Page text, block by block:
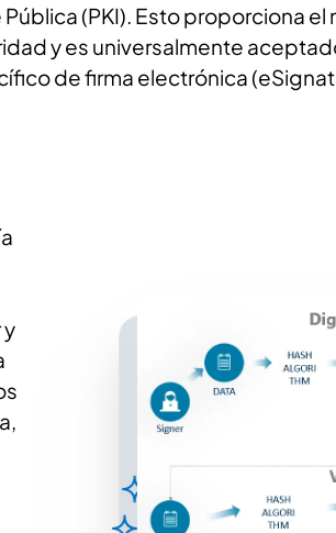
Pública (PKI). Esto proporciona el
y es universalmente
de firma electrónica